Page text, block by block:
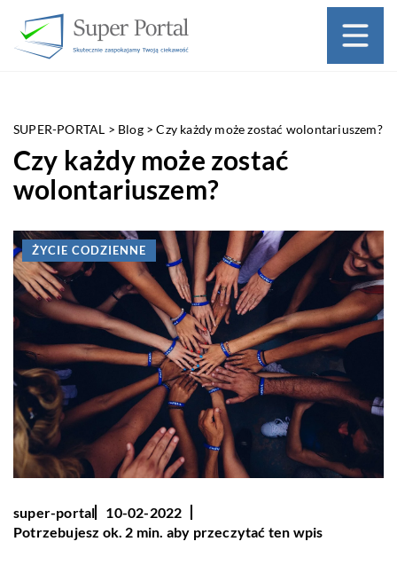
SUPER-PORTAL > Blog>Czy każdy może zostać wolontariuszem?
Czy każdy może zostać
wolontariuszem?
ŻYCIE CODZIENNE
super-portal
10-02-2022
Potrzebujesz ok. 2 min. aby przeczytać ten wpis